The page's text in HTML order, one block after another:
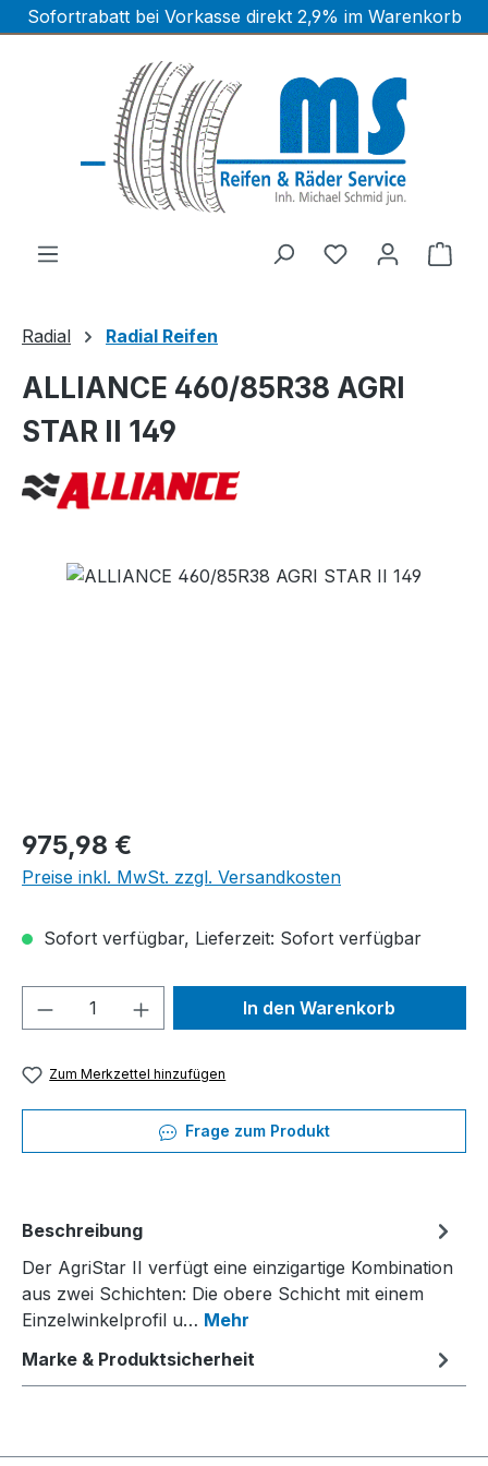
Zum Hauptinhalt springen
Sofortrabatt bei Vorkasse direkt 2,9% im Warenkorb
Radial Radial Reifen
ALLIANCE 460/85R38 AGRI
STAR II 149
Bildergalerie überspringen
Regulärer Preis:
975,98 €
Preise inkl. MwSt. zzgl. Versandkosten
Sofort verfügbar, Lieferzeit: Sofort verfügbar
Produkt Anzahl: Gib denIn den Warenkorb
Zum Merkzettel hinzufügen
Frage zum Produkt
Beschreibung
Der AgriStar II verfügt eine einzigartige Kombination
aus zwei Schichten: Die obere Schicht mit einem
Einzelwinkelprofil u… Mehr
Marke & Produktsicherheit